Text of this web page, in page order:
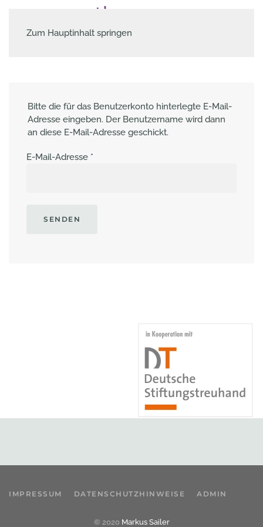
Zum Hauptinhalt springen
Bitte die für das Benutzerkonto hinterlegte E-Mail-
Adresse eingeben. Der Benutzername wird dann
an diese E-Mail-Adresse geschickt.
E-Mail-Adresse *
SENDEN
IMPRESSUM DATENSCHUTZHINWEISE ADMIN
© 2020 Markus Sailer